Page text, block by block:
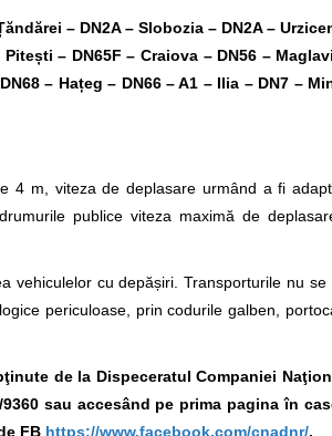
– DN2A – Slobozia – DN2A –
– DN65F – Craiova – DN56 –
– Hațeg – DN66 – A1 – Ilia – DN7 –
4 m, viteza de deplasare urmând a fi
publice viteza maximă de
vehiculelor cu depășiri. Transporturile nu se
periculoase, prin codurile galben,
de la Dispeceratul Companiei
sau accesând pe prima pagina în
FB https://www.facebook.com/cnadnr/